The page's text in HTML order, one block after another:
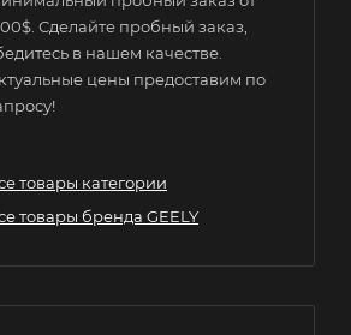
Сделайте пробный заказ,
в нашем качестве.
цены предоставим по
товары категории
товары бренда GEELY